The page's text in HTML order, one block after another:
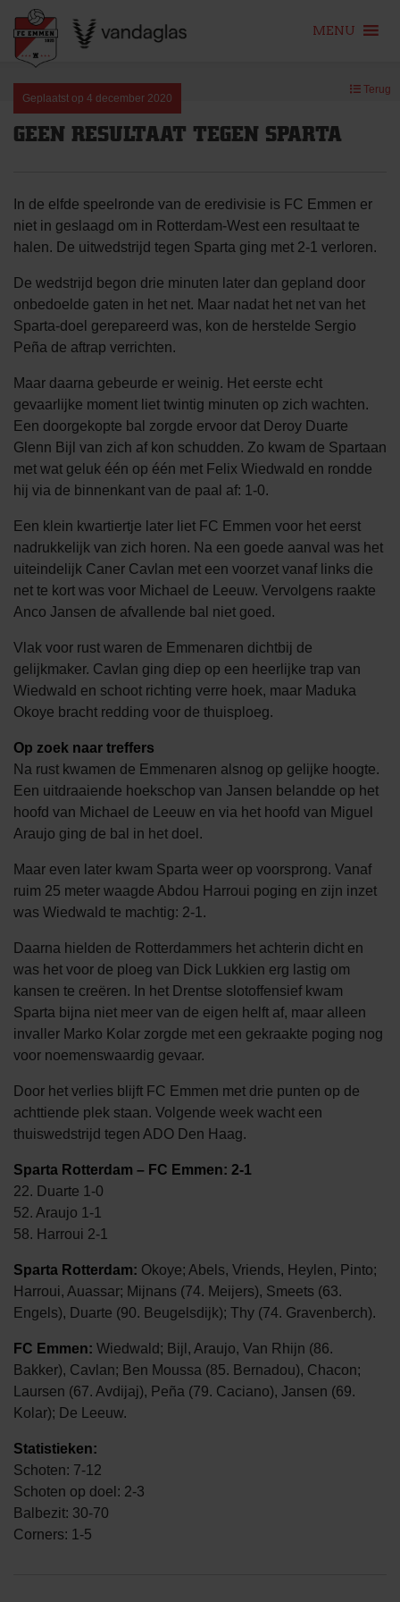
content
MENU
Geplaatst op 4 december 2020
Terug
GEEN RESULTAAT TEGEN SPARTA
In de elfde speelronde van de eredivisie is FC Emmen er
niet in geslaagd om in Rotterdam-West een resultaat te
halen. De uitwedstrijd tegen Sparta ging met 2-1 verloren.
De wedstrijd begon drie minuten later dan gepland door
onbedoelde gaten in het net. Maar nadat het net van het
Sparta-doel gerepareerd was, kon de herstelde Sergio
Peña de aftrap verrichten.
Maar daarna gebeurde er weinig. Het eerste echt
gevaarlijke moment liet twintig minuten op zich wachten.
Een doorgekopte bal zorgde ervoor dat Deroy Duarte
Glenn Bijl van zich af kon schudden. Zo kwam de Spartaan
met wat geluk één op één met Felix Wiedwald en rondde
hij via de binnenkant van de paal af: 1-0.
Een klein kwartiertje later liet FC Emmen voor het eerst
nadrukkelijk van zich horen. Na een goede aanval was het
uiteindelijk Caner Cavlan met een voorzet vanaf links die
net te kort was voor Michael de Leeuw. Vervolgens raakte
Anco Jansen de afvallende bal niet goed.
Vlak voor rust waren de Emmenaren dichtbij de
gelijkmaker. Cavlan ging diep op een heerlijke trap van
Wiedwald en schoot richting verre hoek, maar Maduka
Okoye bracht redding voor de thuisploeg.
Op zoek naar treffers
Na rust kwamen de Emmenaren alsnog op gelijke hoogte.
Een uitdraaiende hoekschop van Jansen belandde op het
hoofd van Michael de Leeuw en via het hoofd van Miguel
Araujo ging de bal in het doel.
Maar even later kwam Sparta weer op voorsprong. Vanaf
ruim 25 meter waagde Abdou Harroui poging en zijn inzet
was Wiedwald te machtig: 2-1.
Daarna hielden de Rotterdammers het achterin dicht en
was het voor de ploeg van Dick Lukkien erg lastig om
kansen te creëren. In het Drentse slotoffensief kwam
Sparta bijna niet meer van de eigen helft af, maar alleen
invaller Marko Kolar zorgde met een gekraakte poging nog
voor noemenswaardig gevaar.
Door het verlies blijft FC Emmen met drie punten op de
achttiende plek staan. Volgende week wacht een
thuiswedstrijd tegen ADO Den Haag.
Sparta Rotterdam – FC Emmen: 2-1
22. Duarte 1-0
52. Araujo 1-1
58. Harroui 2-1
Sparta Rotterdam: Okoye; Abels, Vriends, Heylen, Pinto;
Harroui, Auassar; Mijnans (74. Meijers), Smeets (63.
Engels), Duarte (90. Beugelsdijk); Thy (74. Gravenberch).
FC Emmen: Wiedwald; Bijl, Araujo, Van Rhijn (86.
Bakker), Cavlan; Ben Moussa (85. Bernadou), Chacon;
Laursen (67. Avdijaj), Peña (79. Caciano), Jansen (69.
Kolar); De Leeuw.
Statistieken:
Schoten: 7-12
Schoten op doel: 2-3
Balbezit: 30-70
Corners: 1-5